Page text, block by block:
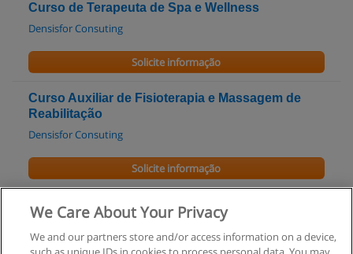
Curso de Terapeuta de Spa e Wellness
Densisfor Consuting
Solicite informação
Curso Auxiliar de Fisioterapia e Massagem de
Reabilitação
Densisfor Consuting
Solicite informação
Curso de Auxiliar de Apoio ao Domicilio
We Care About Your Privacy
We and our partners store and/or access information on a device,